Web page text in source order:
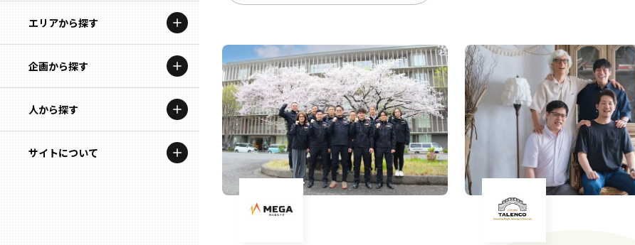
エリアから探す
北海道
青森
岩手
企画から探す
特集コンテンツ
地域を代表する企業100選
人から探す
記事ライター
サイトについて